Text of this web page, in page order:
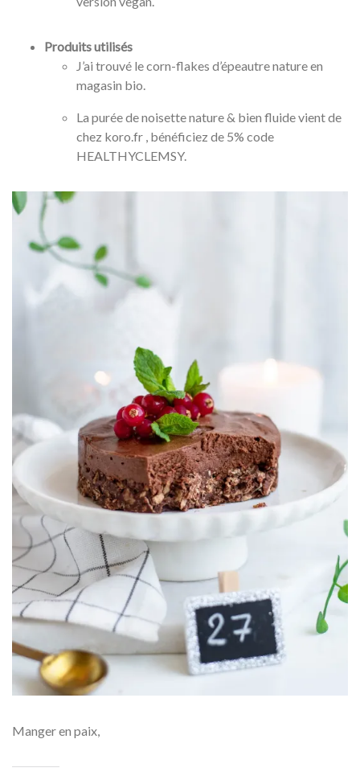
Produits utilisés
J’ai trouvé le corn-flakes d’épeautre nature en
magasin bio.
La purée de noisette nature & bien fluide vient de
chez koro.fr , bénéficiez de 5% code
HEALTHYCLEMSY.
Manger en paix,